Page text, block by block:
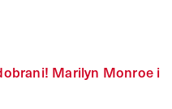
Marilyn Monroe i